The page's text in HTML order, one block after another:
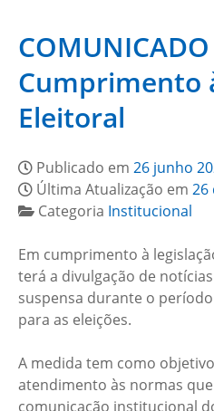
COMUNICADO
Cumprimento
Eleitoral
Publicado em 26 junho
Última Atualização em 26
Categoria Institucional
Em cumprimento à
terá a divulgação de
suspensa durante o
para as eleições.
A medida tem como
atendimento às normas
comunicação institucional